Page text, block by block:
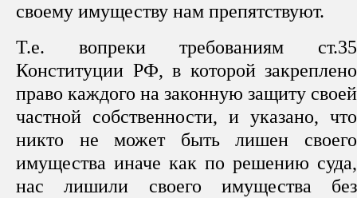
своему имуществу нам препятствуют.
Т.е. вопреки требованиям ст.35
Конституции РФ, в которой закреплено
право каждого на законную защиту своей
частной собственности, и указано, что
никто не может быть лишен своего
имущества иначе как по решению суда,
нас лишили своего имущества без